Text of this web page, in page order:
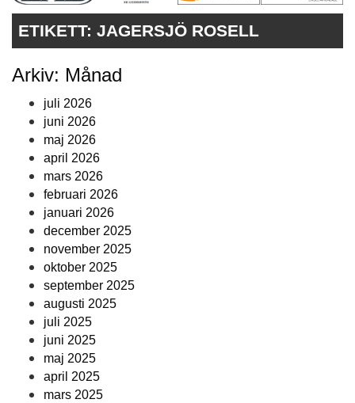
KONTAKT
ETIKETT: JAGERSJÖ ROSELL
Arkiv: Månad
juli 2026
juni 2026
maj 2026
april 2026
mars 2026
februari 2026
januari 2026
december 2025
november 2025
oktober 2025
september 2025
augusti 2025
juli 2025
juni 2025
maj 2025
april 2025
mars 2025